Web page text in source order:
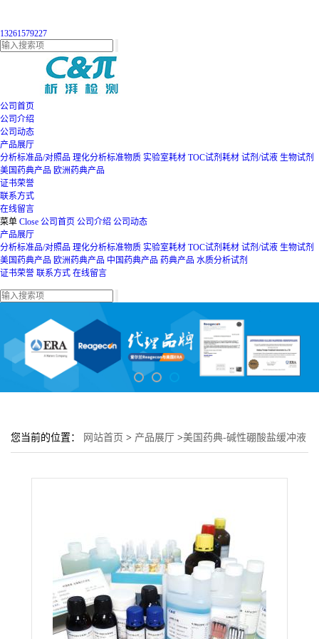
13261579227
公司首页
公司介绍
公司动态
产品展厅
分析标准品/对照品 理化分析标准物质 实验室耗材 TOC试剂耗材 试剂/试液 生物试剂
美国药典产品 欧洲药典产品
证书荣誉
联系方式
在线留言
菜单 Close 公司首页 公司介绍 公司动态
产品展厅
分析标准品/对照品 理化分析标准物质 实验室耗材 TOC试剂耗材 试剂/试液 生物试剂
美国药典产品 欧洲药典产品 中国药典产品 药典产品 水质分析试剂
证书荣誉 联系方式 在线留言
您当前的位置： 网站首页 > 产品展厅 >美国药典-碱性硼酸盐缓冲液